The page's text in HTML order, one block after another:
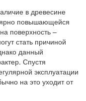
в древесине
повышающейся
поверхность –
стать причиной
данный
Спустя
эксплуатации
на это уходит от